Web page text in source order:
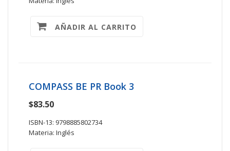
AÑADIR AL CARRITO
COMPASS BE PR Book 3
$83.50
ISBN-13: 9798885802734
Materia: Inglés